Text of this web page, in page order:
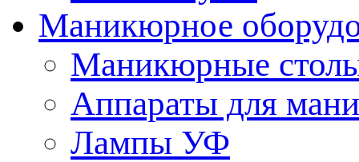
Маникюрное
Маникюрные
Аппараты для
Лампы УФ